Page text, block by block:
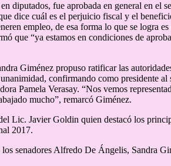
diputados, fue aprobada en general en el
dice cuál es el perjuicio fiscal y el
empleo, de esa forma lo que se logra
que “ya estamos en condiciones de
Giménez propuso ratificar las
confirmando como presidente al
Pamela Verasay. “Nos vemos
mucho”, remarcó Giménez.
Lic. Javier Goldin quien destacó los
2017.
senadores Alfredo De Ángelis, Sandra